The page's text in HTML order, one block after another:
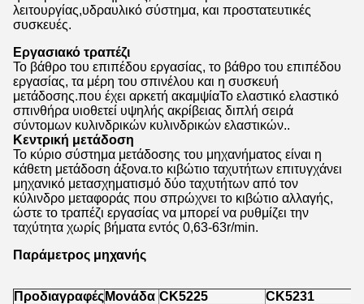
λειτουργίας,υδραυλικό σύστημα, και προστατευτικές
συσκευές.
Εργασιακό τραπέζι
Το βάθρο του επιπέδου εργασίας, το βάθρο του επιπέδου
εργασίας, τα μέρη του σπινέλου και η συσκευή
μετάδοσης.που έχει αρκετή ακαμψίαΤο ελαστικό ελαστικό
σπινθήρα υιοθετεί υψηλής ακρίβειας διπλή σειρά
σύντομων κυλινδρικών κυλινδρικών ελαστικών..
Κεντρική μετάδοση
Το κύριο σύστημα μετάδοσης του μηχανήματος είναι η
κάθετη μετάδοση άξονα.το κιβώτιο ταχυτήτων επιτυγχάνει
μηχανικό μετασχηματισμό δύο ταχυτήτων από τον
κύλινδρο μεταφοράς που σπρώχνει το κιβώτιο αλλαγής,
ώστε το τραπέζι εργασίας να μπορεί να ρυθμίζει την
ταχύτητα χωρίς βήματα εντός 0,63-63r/min.
Παράμετρος μηχανής
Προδιαγραφές Μονάδα CK5225
CK5231